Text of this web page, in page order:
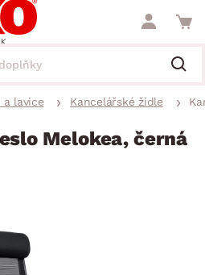
a lavice Kancelářské židle
Melokea, černá